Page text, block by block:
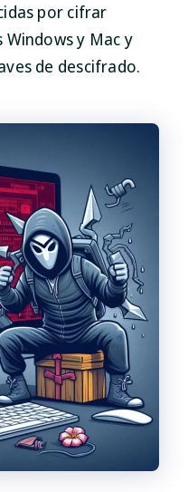
por cifrar
y Mac y
de descifrado.